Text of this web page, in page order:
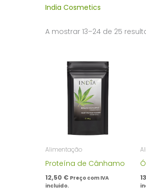
India Cosmetics
A mostrar 13–24 de 25
Alimentação
Proteína de Cânhamo
12,50 € Preço com IVA
incluido.